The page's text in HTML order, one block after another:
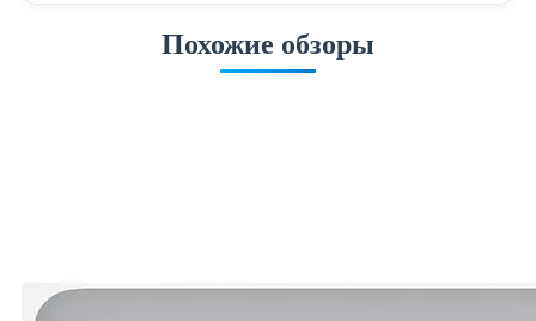
Похожие обзоры